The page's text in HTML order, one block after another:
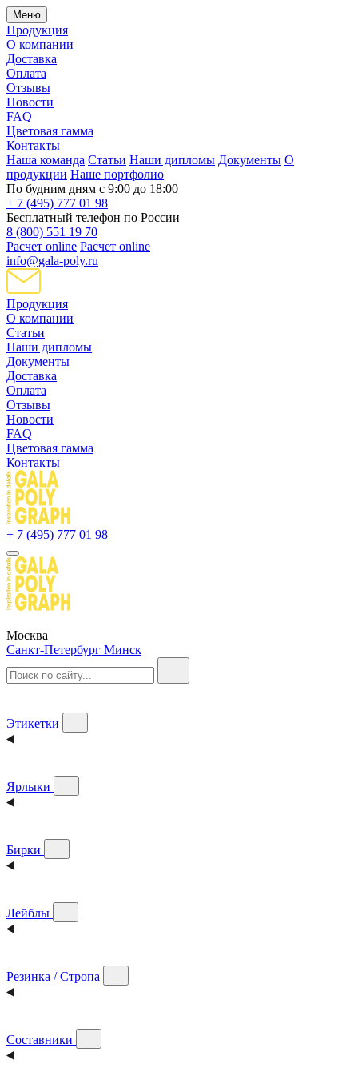
Меню
Продукция
О компании
Доставка
Оплата
Отзывы
Новости
FAQ
Цветовая гамма
Контакты
Наша команда Статьи Наши дипломы Документы О
продукции Наше портфолио
По будним дням с 9:00 до 18:00
+ 7 (495) 777 01 98
Бесплатный телефон по России
8 (800) 551 19 70
Расчет online Расчет online
info@gala-poly.ru
Продукция
О компании
Статьи
Наши дипломы
Документы
Доставка
Оплата
Отзывы
Новости
FAQ
Цветовая гамма
Контакты
+ 7 (495) 777 01 98
Москва
Санкт-Петербург Минск
Этикетки
Ярлыки
Бирки
Лейблы
Резинка / Стропа
Составники